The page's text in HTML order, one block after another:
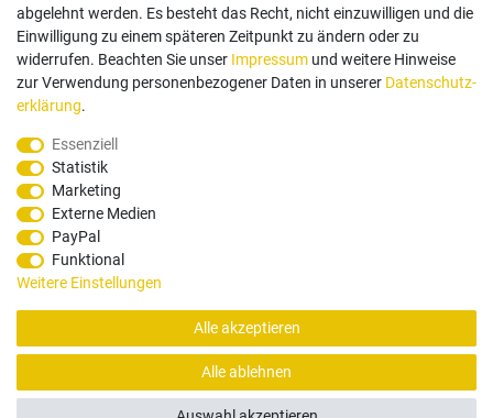
Zahlungsarten
Paypal
Versand Dienstleister
© Copyright 2026 Santec Systems AG
abweichen.
abgelehnt werden. Es besteht das Recht, nicht einzuwilligen und die
Einwilligung zu einem späteren Zeitpunkt zu ändern oder zu
widerrufen. Beachten Sie unser Impressum und weitere Hinweise
zur Verwendung personenbezogener Daten in unserer Daten­schutz­
erklärung.
Essenziell
Statistik
Marketing
Externe Medien
PayPal
Funktional
Weitere Einstellungen
Alle akzeptieren
Alle ablehnen